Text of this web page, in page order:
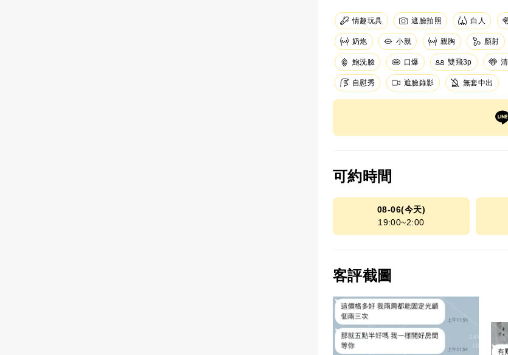
情趣玩具 遮臉拍照 白人
奶炮 小親 親胸 顏射
鮑洗臉 口爆 雙飛3p
自慰秀 遮臉錄影 無套中出
可約時間
08-06(今天)
19:00~2:00
客評截圖